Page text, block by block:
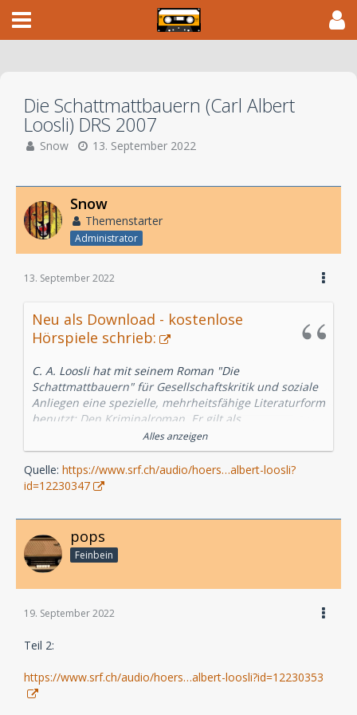
Die Schattmattbauern (Carl Albert
Loosli) DRS 2007
Snow 13. September 2022
Snow
Themenstarter
Administrator
13. September 2022
Neu als Download - kostenlose
Hörspiele schrieb:
C. A. Loosli hat mit seinem Roman "Die
Schattmattbauern" für Gesellschaftskritik und soziale
Anliegen eine spezielle, mehrheitsfähige Literaturform
benutzt: Den Kriminalroman. Er gilt als
schweizerischer Pionier dieser Gattung und
beeinflusste Friedrich Glauser ebenso wie Friedrich
Dürrenmatt.
dem Schattmatt-Hof. Dieser kommt prompt in
Untersuchungshaft, wird des Mordes angeklagt und
vor ein Schwurgericht gestellt. Trotz des Freispruchs
ist er ein gebrochener Mann, denn das Gericht kann
ihm die Tat nicht nachweisen, aber ebenso wenig
unausrottbare Verdacht, der Mörder seines
Radiopreis 2008
Alles anzeigen
Quelle: https://www.srf.ch/audio/hoers…albert-loosli?
id=12230347
pops
Feinbein
19. September 2022
Teil 2:
https://www.srf.ch/audio/hoers…albert-loosli?id=12230353